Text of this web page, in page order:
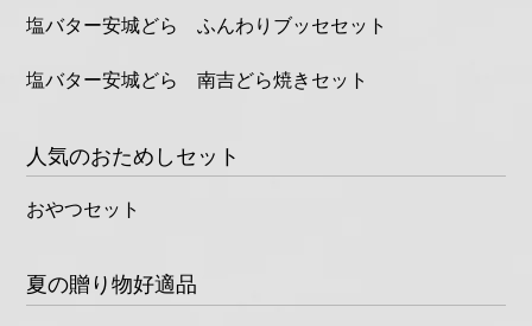
塩バター安城どら ふんわりブッセセット
塩バター安城どら 南吉どら焼きセット
人気のおためしセット
おやつセット
夏の贈り物好適品